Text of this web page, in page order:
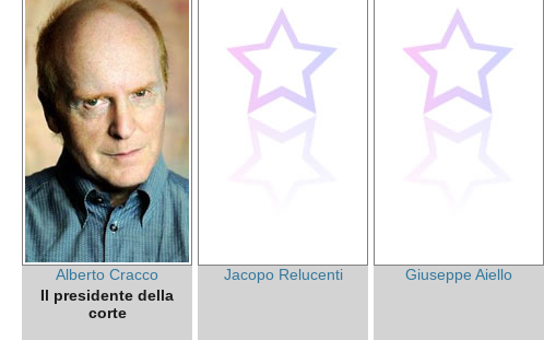
Alberto Cracco
Il presidente della
corte
Jacopo Relucenti Giuseppe Aiello